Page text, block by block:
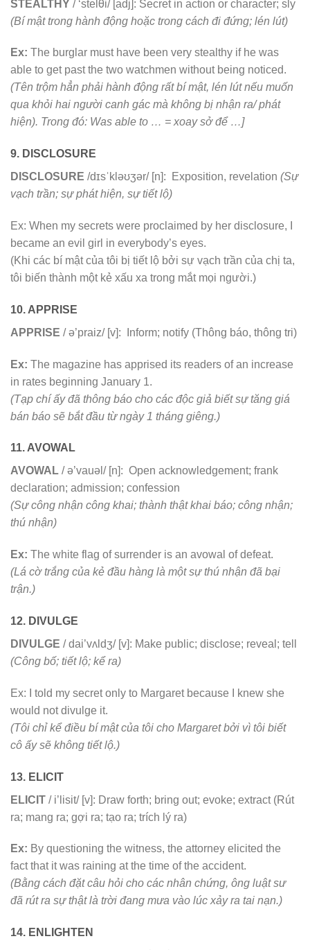
STEALTHY / ‘stelθi/ [adj]: Secret in action or character; sly
(Bí mật trong hành động hoặc trong cách đi đứng; lén lút)
Ex: The burglar must have been very stealthy if he was
able to get past the two watchmen without being noticed.
(Tên trộm hẳn phải hành động rất bí mật, lén lút nếu muốn
qua khỏi hai người canh gác mà không bị nhận ra/ phát
hiện). Trong đó: Was able to … = xoay sở để …]
9. DISCLOSURE
DISCLOSURE /dɪsˈkləʊʒər/ [n]: Exposition, revelation (Sự
vạch trần; sự phát hiện, sự tiết lộ)
Ex: When my secrets were proclaimed by her disclosure, I
became an evil girl in everybody’s eyes.
(Khi các bí mật của tôi bị tiết lộ bởi sự vạch trần của chị ta,
tôi biến thành một kẻ xấu xa trong mắt mọi người.)
10. APPRISE
APPRISE / ə’praiz/ [v]: Inform; notify (Thông báo, thông tri)
Ex: The magazine has apprised its readers of an increase
in rates beginning January 1.
(Tạp chí ấy đã thông báo cho các độc giả biết sự tăng giá
bán báo sẽ bắt đầu từ ngày 1 tháng giêng.)
11. AVOWAL
AVOWAL / ə’vauəl/ [n]: Open acknowledgement; frank
declaration; admission; confession
(Sự công nhận công khai; thành thật khai báo; công nhận;
thú nhận)
Ex: The white flag of surrender is an avowal of defeat.
(Lá cờ trắng của kẻ đầu hàng là một sự thú nhận đã bại
trận.)
12. DIVULGE
DIVULGE / dai’vʌldʒ/ [v]: Make public; disclose; reveal; tell
(Công bố; tiết lộ; kể ra)
Ex: I told my secret only to Margaret because I knew she
would not divulge it.
(Tôi chỉ kể điều bí mật của tôi cho Margaret bởi vì tôi biết
cô ấy sẽ không tiết lộ.)
13. ELICIT
ELICIT / i’lisit/ [v]: Draw forth; bring out; evoke; extract (Rút
ra; mang ra; gợi ra; tạo ra; trích lý ra)
Ex: By questioning the witness, the attorney elicited the
fact that it was raining at the time of the accident.
(Bằng cách đặt câu hỏi cho các nhân chứng, ông luật sư
đã rút ra sự thật là trời đang mưa vào lúc xảy ra tai nạn.)
14. ENLIGHTEN